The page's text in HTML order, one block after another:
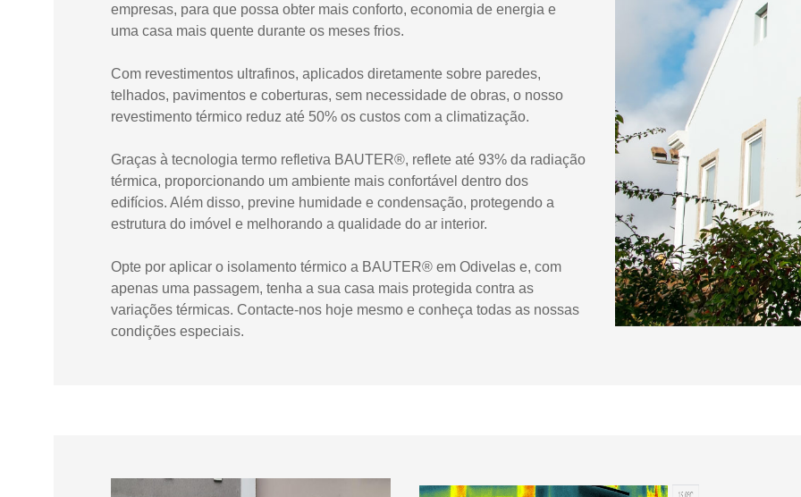
empresas, para que possa obter mais conforto, economia de energia e
uma casa mais quente durante os meses frios.
Com revestimentos ultrafinos, aplicados diretamente sobre paredes,
telhados, pavimentos e coberturas, sem necessidade de obras, o nosso
revestimento térmico reduz até 50% os custos com a climatização.
Graças à tecnologia termo refletiva BAUTER®, reflete até 93% da radiação
térmica, proporcionando um ambiente mais confortável dentro dos
edifícios. Além disso, previne humidade e condensação, protegendo a
estrutura do imóvel e melhorando a qualidade do ar interior.
Opte por aplicar o isolamento térmico a BAUTER® em Odivelas e, com
apenas uma passagem, tenha a sua casa mais protegida contra as
variações térmicas. Contacte-nos hoje mesmo e conheça todas as nossas
condições especiais.